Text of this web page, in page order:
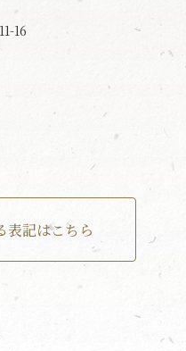
16
表記はこちら